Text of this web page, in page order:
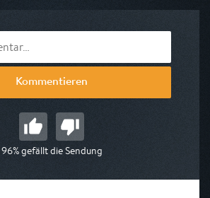
Kommentieren
96% gefällt die Sendung